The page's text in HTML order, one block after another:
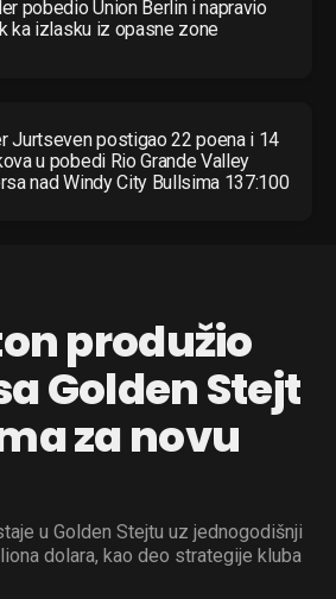
pobedio Union Berlin i napravio
ka izlasku iz opasne zone
Jurtseven postigao 22 poena i 14
u pobedi Rio Grande Valley
nad Windy City Bullsima 137:100
produžio
Golden Stejt
za novu
u Golden Stejtu uz jednogodišnji
dolara, kao deo strategije kluba